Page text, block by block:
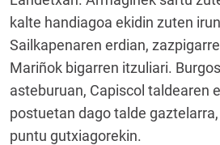
kalte handiagoa ekidin zuten
Sailkapenaren erdian,
Mariñok bigarren itzuliari.
asteburuan, Capiscol taldearen
postuetan dago talde
puntu gutxiagorekin.